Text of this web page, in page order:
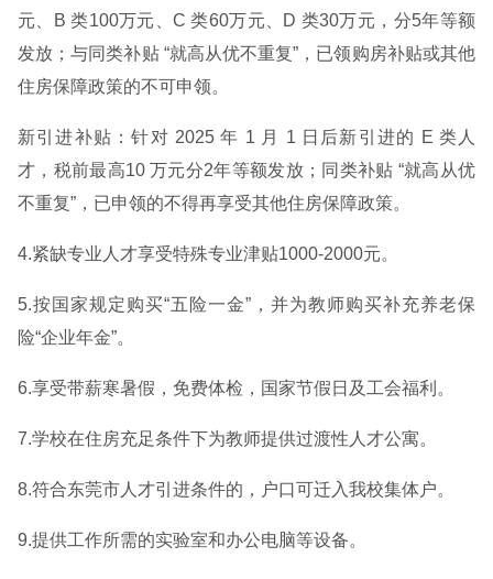
元、B 类100万元、C 类60万元、D 类30万元，分5年等额
发放；与同类补贴 “就高从优不重复”，已领购房补贴或其他
住房保障政策的不可申领。
新引进补贴：针对 2025 年 1 月 1 日后新引进的 E 类人
才，税前最高10 万元分2年等额发放；同类补贴 “就高从优
不重复”，已申领的不得再享受其他住房保障政策。
4.紧缺专业人才享受特殊专业津贴1000-2000元。
5.按国家规定购买“五险一金”，并为教师购买补充养老保
险“企业年金”。
6.享受带薪寒暑假，免费体检，国家节假日及工会福利。
7.学校在住房充足条件下为教师提供过渡性人才公寓。
8.符合东莞市人才引进条件的，户口可迁入我校集体户。
9.提供工作所需的实验室和办公电脑等设备。